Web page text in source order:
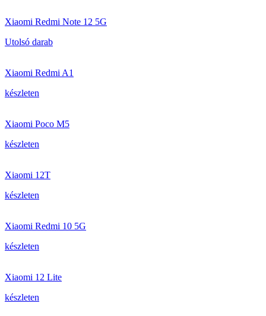
Xiaomi Redmi Note 12 5G
Utolsó darab
Xiaomi Redmi A1
készleten
Xiaomi Poco M5
készleten
Xiaomi 12T
készleten
Xiaomi Redmi 10 5G
készleten
Xiaomi 12 Lite
készleten